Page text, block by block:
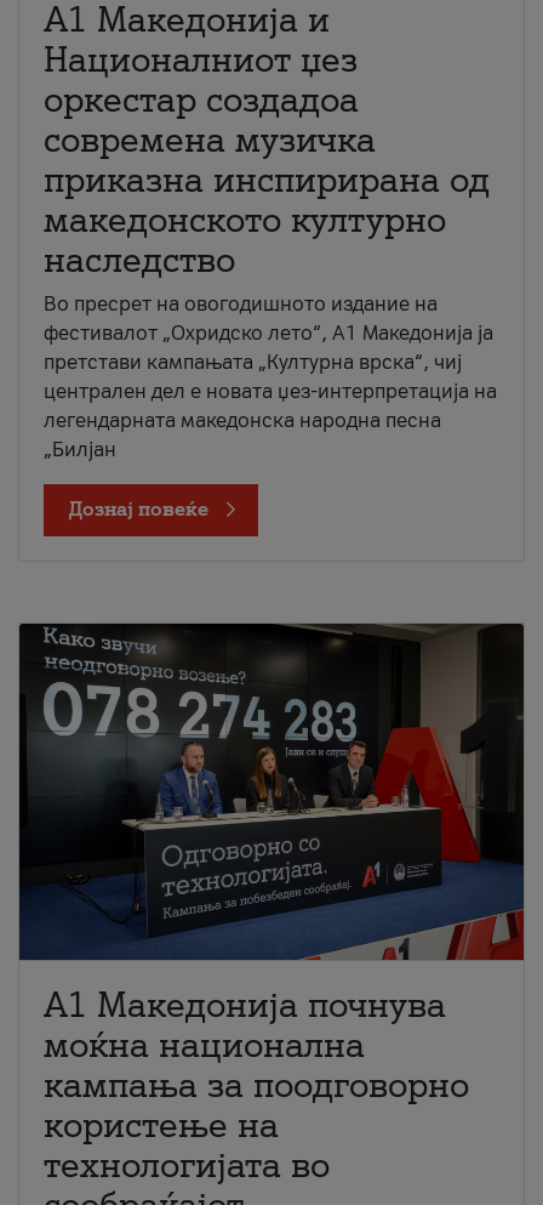
А1 Македонија и
Националниот џез
оркестар создадоа
современа музичка
приказна инспирирана од
македонското културно
наследство
Во пресрет на овогодишното издание на
фестивалот „Охридско лето“, А1 Македонија ја
претстави кампањата „Културна врска“, чиј
централен дел е новата џез-интерпретација на
легендарната македонска народна песна
„Билјан
Дознај повеќе
A1 Македонија почнува
моќна национална
кампања за поодговорно
користење на
технологијата во